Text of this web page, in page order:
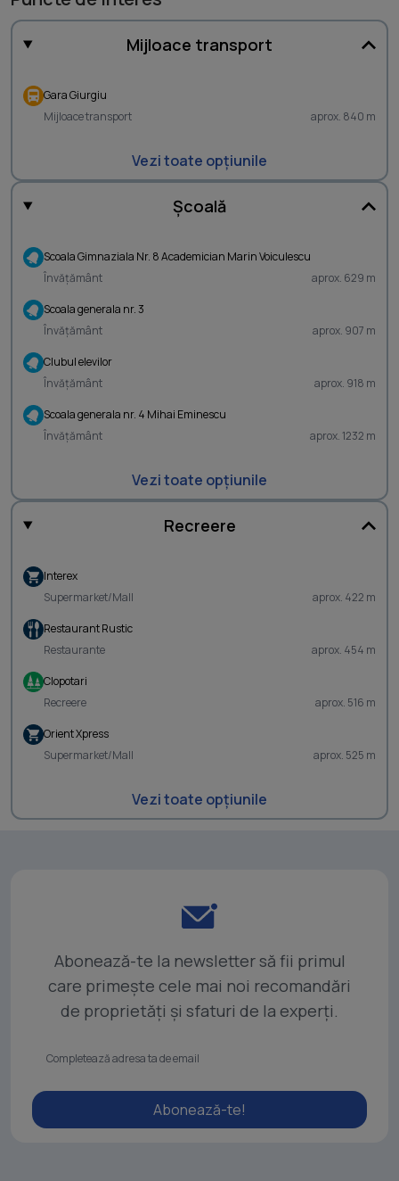
Mijloace transport
Gara Giurgiu
Mijloace transport
aprox. 840 m
Vezi toate opțiunile
Școală
Scoala Gimnaziala Nr. 8 Academician Marin Voiculescu
Învățământ
aprox. 629 m
Scoala generala nr. 3
Învățământ
aprox. 907 m
Clubul elevilor
Învățământ
aprox. 918 m
Scoala generala nr. 4 Mihai Eminescu
Învățământ
aprox. 1232 m
Vezi toate opțiunile
Recreere
Interex
Supermarket/Mall
aprox. 422 m
Restaurant Rustic
Restaurante
aprox. 454 m
Clopotari
Recreere
aprox. 516 m
Orient Xpress
Supermarket/Mall
aprox. 525 m
Vezi toate opțiunile
Abonează-te la newsletter să fii primul
care primește cele mai noi recomandări
de proprietăți și sfaturi de la experți.
Abonează-te!